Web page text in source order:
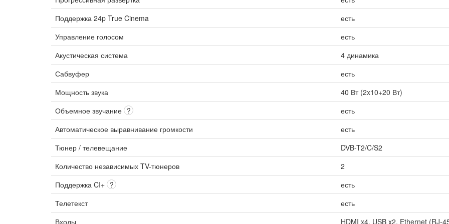
Поддержка 24p True Cinema
есть
Управление голосом
есть
Акустическая система
4 динамика
Сабвуфер
есть
Мощность звука
40 Вт (2x10+20 Вт)
Объемное звучание ?
есть
Автоматическое выравнивание громкости
есть
Тюнер / телевещание
DVB-T2/C/S2
Количество независимых TV-тюнеров
2
Поддержка CI+ ?
есть
Телетекст
есть
Входы
HDMI x4, USB x2, Ethernet (RJ-